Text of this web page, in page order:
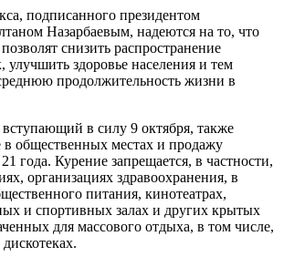
подписанного президентом
Назарбаевым, надеются на то, что
снизить распространение
здоровье населения и тем
продолжительность жизни в
вступающий в силу 9 октября, также
в общественных местах и продажу
года. Курение запрещается, в частности,
организациях здравоохранения, в
питания, кинотеатрах,
и спортивных залах и других крытых
для массового отдыха, в том числе,